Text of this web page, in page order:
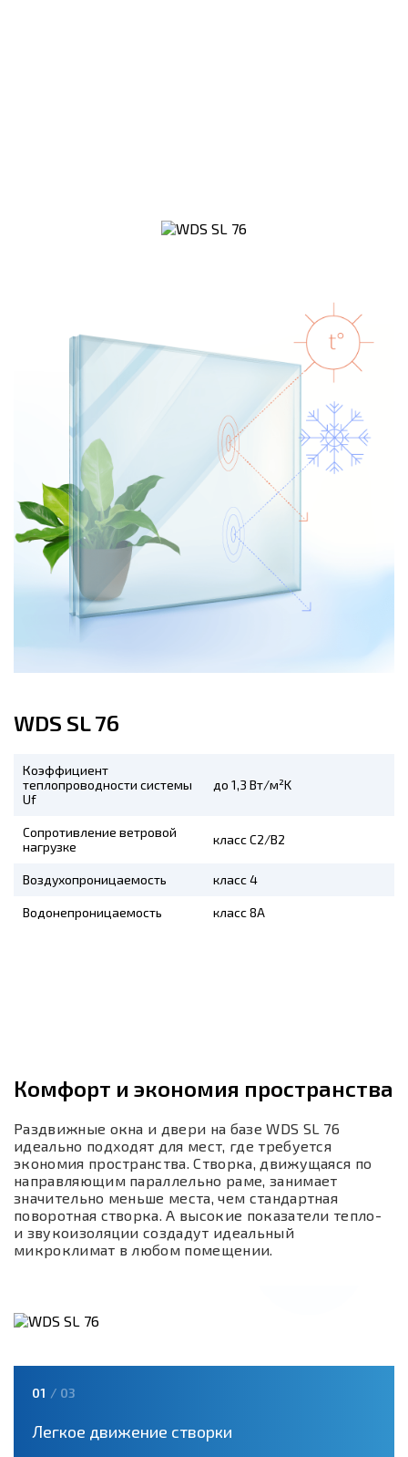
WDS SL 76
Коэффициент
теплопроводности системы
Uf
до 1,3 Вт/м²K
Сопротивление ветровой
нагрузке
класс С2/В2
Воздухопроницаемость класс 4
Водонепроницаемость класс 8А
Комфорт и экономия пространства
Раздвижные окна и двери на базе WDS SL 76
идеально подходят для мест, где требуется
экономия пространства. Створка, движущаяся по
направляющим параллельно раме, занимает
значительно меньше места, чем стандартная
поворотная створка. А высокие показатели тепло-
и звукоизоляции создадут идеальный
микроклимат в любом помещении.
01 / 03
Легкое движение створки
01 / 03
01 / 03